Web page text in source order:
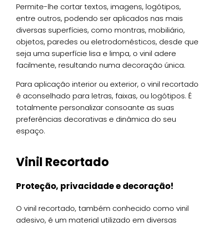
Permite-lhe cortar textos, imagens, logótipos,
entre outros, podendo ser aplicados nas mais
diversas superfícies, como montras, mobiliário,
objetos, paredes ou eletrodomésticos, desde que
seja uma superfície lisa e limpa, o vinil adere
facilmente, resultando numa decoração única.
Para aplicação interior ou exterior, o vinil recortado
é aconselhado para letras, faixas, ou logótipos. É
totalmente personalizar consoante as suas
preferências decorativas e dinâmica do seu
espaço.
Vinil Recortado
Proteção, privacidade e decoração!
O vinil recortado, também conhecido como vinil
adesivo, é um material utilizado em diversas